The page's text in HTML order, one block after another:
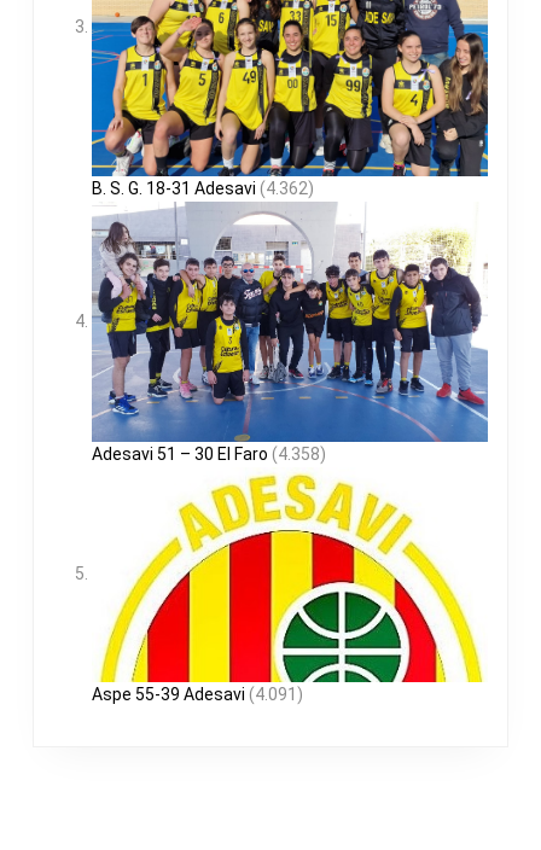
B. S. G. 18-31 Adesavi (4.362)
Adesavi 51 – 30 El Faro (4.358)
Aspe 55-39 Adesavi (4.091)